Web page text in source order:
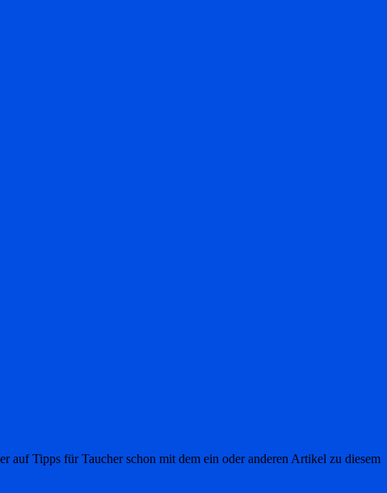
auf Tipps für Taucher schon mit dem ein oder anderen Artikel zu diesem